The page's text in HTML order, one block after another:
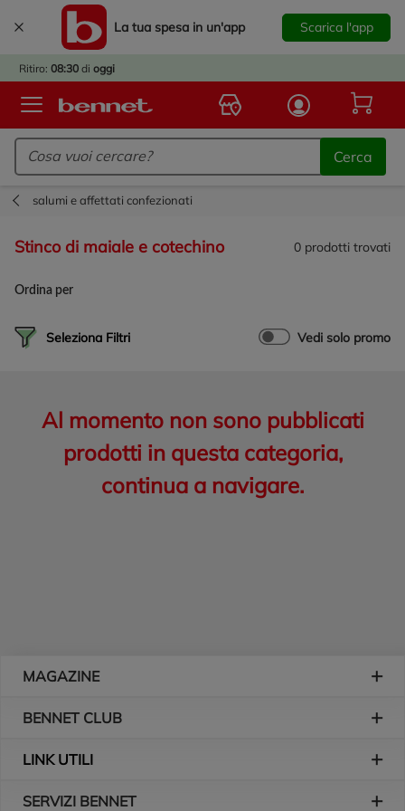
La tua spesa in un'app Scarica l'app
Ritiro: 08:30 di oggi
Logo Bennet - Torna alla homepage
Cerca
IL
salumi e affettati confezionati
stinco di maiale e cotechino 0 prodotti trovati
Seleziona Filtri Vedi solo promo
Ordina per
Al momento non sono pubblicati
prodotti in questa categoria,
continua a navigare.
MAGAZINE
BENNET CLUB
LINK UTILI
SERVIZI BENNET